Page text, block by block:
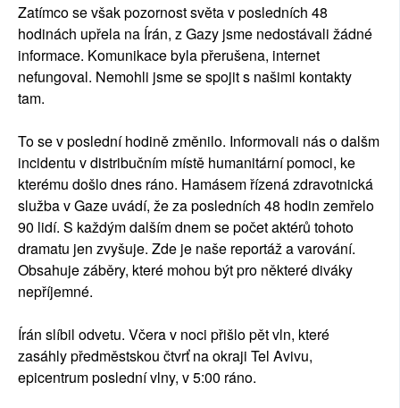
Zatímco se však pozornost světa v posledních 48
hodinách upřela na Írán, z Gazy jsme nedostávali žádné
informace. Komunikace byla přerušena, internet
nefungoval. Nemohli jsme se spojit s našimi kontakty
tam.
To se v poslední hodině změnilo. Informovali nás o dalšm
incidentu v distribučním místě humanitární pomoci, ke
kterému došlo dnes ráno. Hamásem řízená zdravotnická
služba v Gaze uvádí, že za posledních 48 hodin zemřelo
90 lidí. S každým dalším dnem se počet aktérů tohoto
dramatu jen zvyšuje. Zde je naše reportáž a varování.
Obsahuje záběry, které mohou být pro některé diváky
nepříjemné.
Írán slíbil odvetu. Včera v noci přišlo pět vln, které
zasáhly předměstskou čtvrť na okraji Tel Avivu,
epicentrum poslední vlny, v 5:00 ráno.